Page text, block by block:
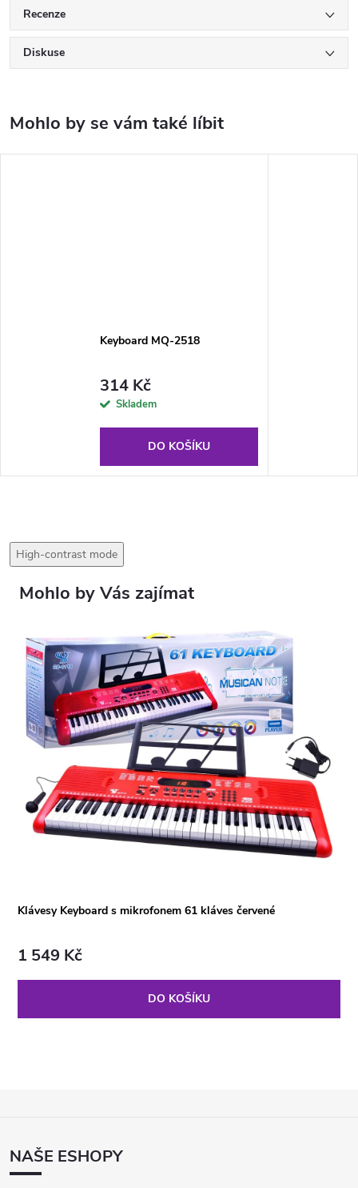
Recenze
Diskuse
Keyboard MQ-2518
314 Kč
Skladem
DO KOŠÍKU
High-contrast mode
Klávesy Keyboard s mikrofonem 61 kláves červené
1 549 Kč
DO KOŠÍKU
ANAŠE ESHOPY